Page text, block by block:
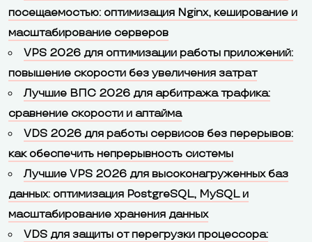
посещаемостью: оптимизация Nginx, кеширование и
масштабирование серверов
VPS 2026 для оптимизации работы приложений:
повышение скорости без увеличения затрат
Лучшие ВПС 2026 для арбитража трафика:
сравнение скорости и аптайма
VDS 2026 для работы сервисов без перерывов:
как обеспечить непрерывность системы
Лучшие VPS 2026 для высоконагруженных баз
данных: оптимизация PostgreSQL, MySQL и
масштабирование хранения данных
VDS для защиты от перегрузки процессора: